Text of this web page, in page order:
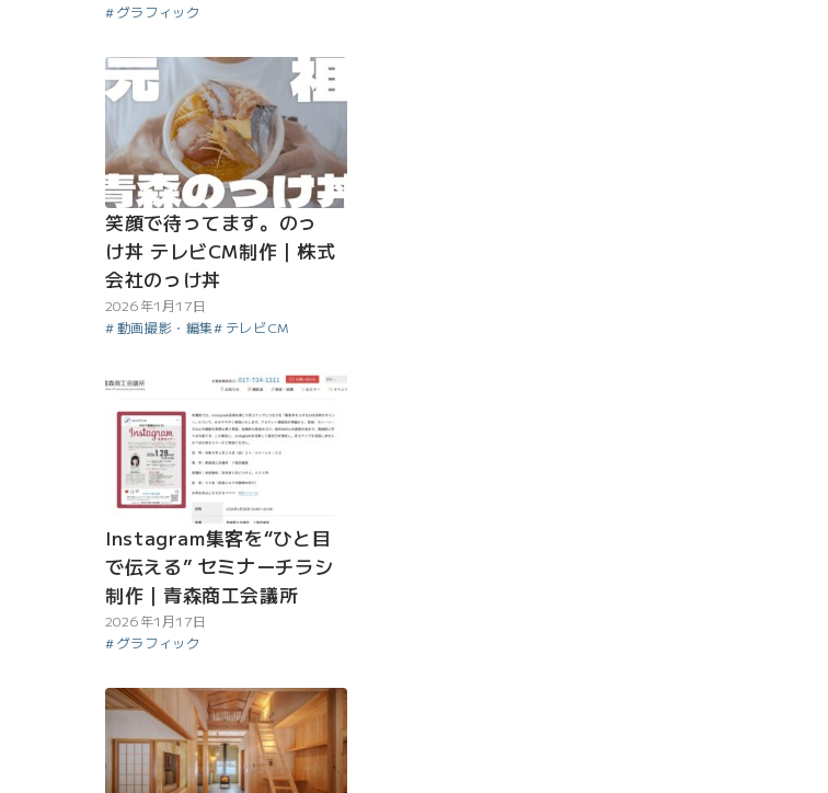
グラフィック
笑顔で待ってます。のっ
け丼 テレビCM制作｜株式
会社のっけ丼
2026年1月17日
動画撮影・編集
テレビCM
Instagram集客を“ひと目
で伝える” セミナーチラシ
制作｜青森商工会議所
2026年1月17日
グラフィック